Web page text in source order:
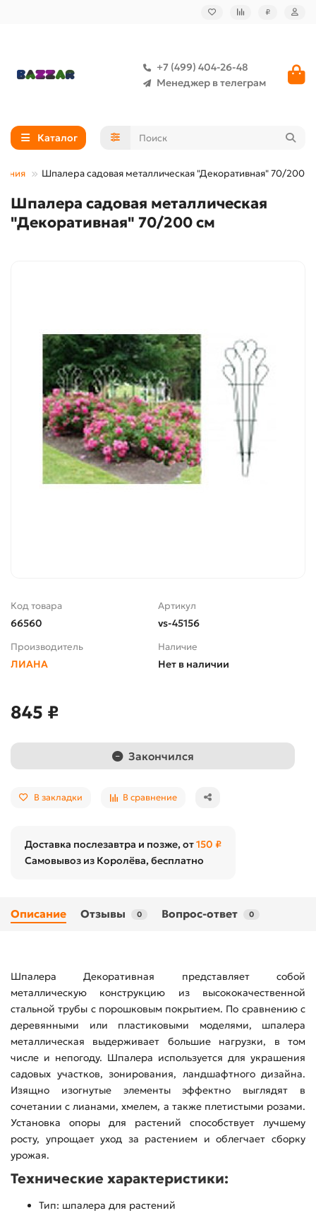
₽
+7 (499) 404-26-48
Менеджер в телеграм
Каталог
Шпалера садовая металлическая "Декоративная" 70/200
Шпалера садовая металлическая
"Декоративная" 70/200 см
Код товара
66560
Артикул
vs-45156
Производитель
ЛИАНА
Наличие
Нет в наличии
845 ₽
Закончился
В закладки В сравнение
Доставка послезавтра и позже, от150 ₽
Самовывоз из Королёва, бесплатно
Описание Отзывы 0 Вопрос-ответ 0
Шпалера Декоративная представляет собой
металлическую конструкцию из высококачественной
стальной трубы с порошковым покрытием. По сравнению с
деревянными или пластиковыми моделями, шпалера
металлическая выдерживает большие нагрузки, в том
числе и непогоду. Шпалера используется для украшения
садовых участков, зонирования, ландшафтного дизайна.
Изящно изогнутые элементы эффектно выглядят в
сочетании с лианами, хмелем, а также плетистыми розами.
Установка опоры для растений способствует лучшему
росту, упрощает уход за растением и облегчает сборку
урожая.
Технические характеристики:
Тип: шпалера для растений